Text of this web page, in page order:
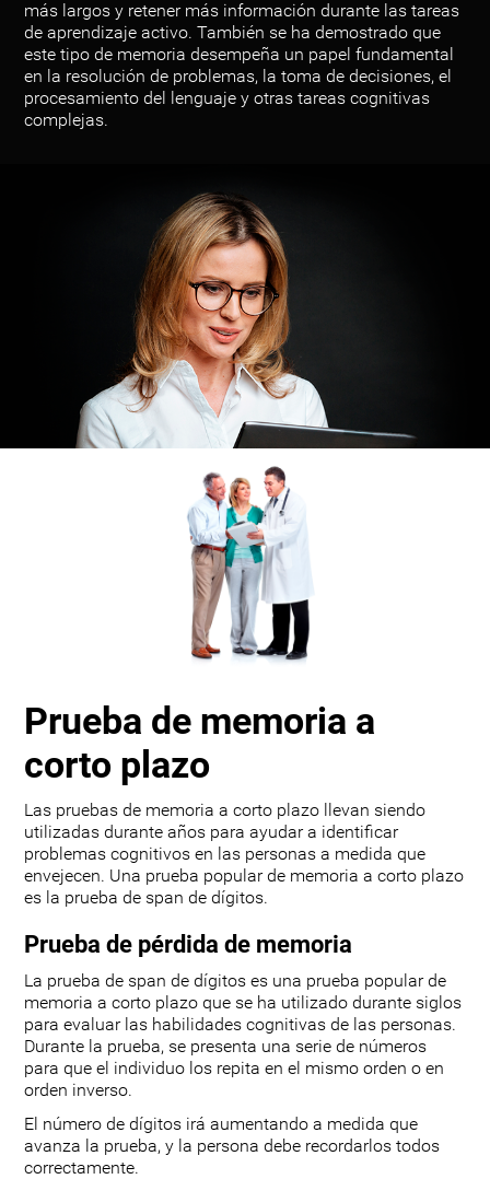
más largos y retener más información durante las tareas
de aprendizaje activo. También se ha demostrado que
este tipo de memoria desempeña un papel fundamental
en la resolución de problemas, la toma de decisiones, el
procesamiento del lenguaje y otras tareas cognitivas
complejas.
Prueba de memoria a
corto plazo
Las pruebas de memoria a corto plazo llevan siendo
utilizadas durante años para ayudar a identificar
problemas cognitivos en las personas a medida que
envejecen. Una prueba popular de memoria a corto plazo
es la prueba de span de dígitos.
Prueba de pérdida de memoria
La prueba de span de dígitos es una prueba popular de
memoria a corto plazo que se ha utilizado durante siglos
para evaluar las habilidades cognitivas de las personas.
Durante la prueba, se presenta una serie de números
para que el individuo los repita en el mismo orden o en
orden inverso.
El número de dígitos irá aumentando a medida que
avanza la prueba, y la persona debe recordarlos todos
correctamente.